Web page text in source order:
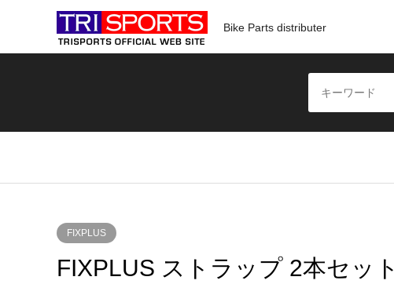
Bike Parts distributer
FIXPLUS
FIXPLUS ストラップ 2本セット